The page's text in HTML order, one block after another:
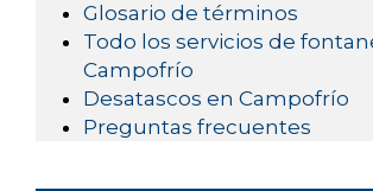
Glosario de términos
Todo los servicios de
Campofrío
Desatascos en Campofrío
Preguntas frecuentes